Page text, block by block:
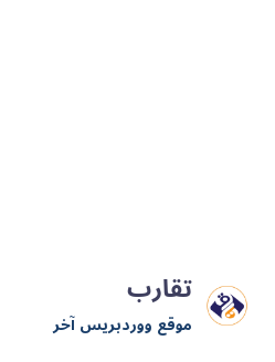
تقارب
موقع ووردبريس آخر